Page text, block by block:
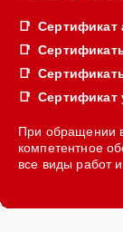
Сертификат
Сертификат
При обращении
компетентное
все виды работ